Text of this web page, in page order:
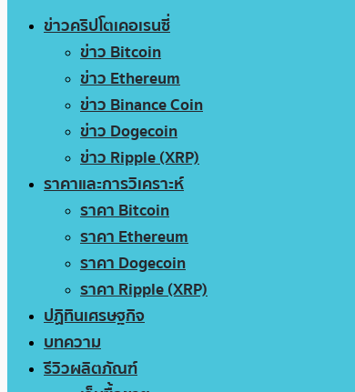
ข่าวคริปโตเคอเรนซี่
ข่าว Bitcoin
ข่าว Ethereum
ข่าว Binance Coin
ข่าว Dogecoin
ข่าว Ripple (XRP)
ราคาและการวิเคราะห์
ราคา Bitcoin
ราคา Ethereum
ราคา Dogecoin
ราคา Ripple (XRP)
ปฏิทินเศรษฐกิจ
บทความ
รีวิวผลิตภัณฑ์